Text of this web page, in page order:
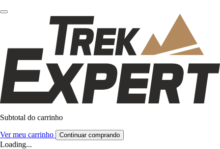
Subtotal do carrinho
Ver meu carrinho Continuar comprando
Loading...